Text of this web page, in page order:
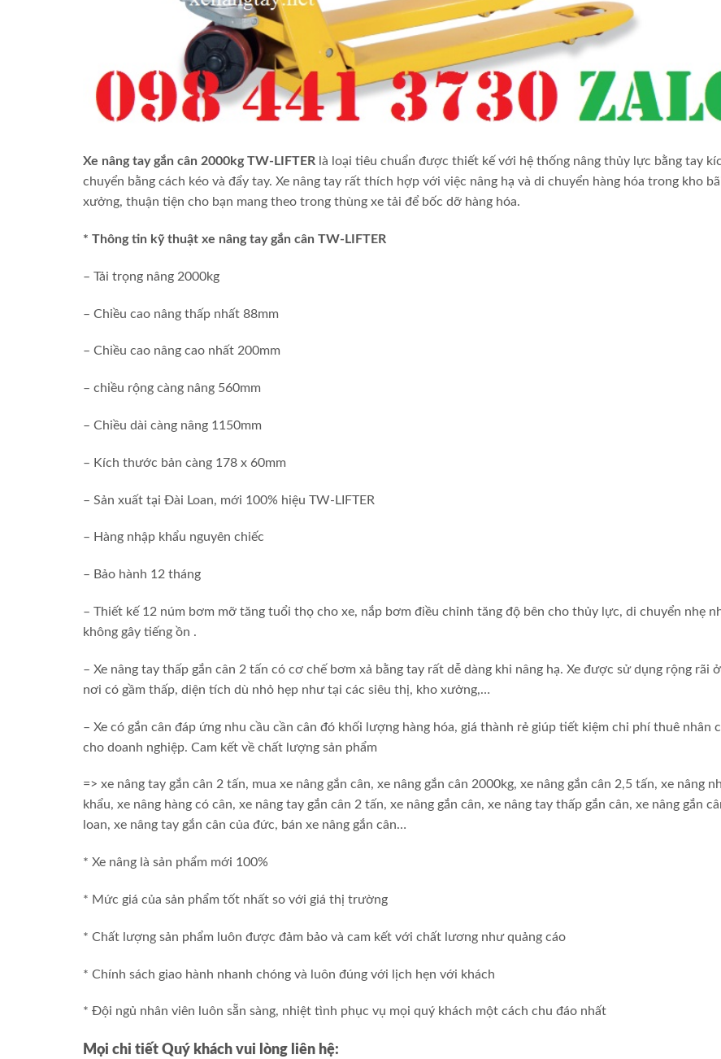
Xe nâng tay gắn cân 2000kg TW-LIFTER là loại tiêu chuẩn được thiết kế với hệ thống nâng thủy lực bằng tay
chuyển bằng cách kéo và đẩy tay. Xe nâng tay rất thích hợp với việc nâng hạ và di chuyển hàng hóa trong kho
xưởng, thuận tiện cho bạn mang theo trong thùng xe tải để bốc dỡ hàng hóa.
* Thông tin kỹ thuật xe nâng tay gắn cân TW-LIFTER
– Tải trọng nâng 2000kg
– Chiều cao nâng thấp nhất 88mm
– Chiều cao nâng cao nhất 200mm
– chiều rộng càng nâng 560mm
– Chiều dài càng nâng 1150mm
– Kích thước bản càng 178 x 60mm
– Sản xuất tại Đài Loan, mới 100% hiệu TW-LIFTER
– Hàng nhập khẩu nguyên chiếc
– Bảo hành 12 tháng
– Thiết kế 12 núm bơm mỡ tăng tuổi thọ cho xe, nắp bơm điều chỉnh tăng độ bên cho thủy lực, di chuyển nhẹ
không gây tiếng ồn .
– Xe nâng tay thấp gắn cân 2 tấn có cơ chế bơm xả bằng tay rất dễ dàng khi nâng hạ. Xe được sử dụng rộng rãi
nơi có gầm thấp, diện tích dù nhỏ hẹp như tại các siêu thị, kho xưởng,…
– Xe có gắn cân đáp ứng nhu cầu cần cân đó khối lượng hàng hóa, giá thành rẻ giúp tiết kiệm chi phí thuê nhân
cho doanh nghiệp. Cam kết về chất lượng sản phẩm
=> xe nâng tay gắn cân 2 tấn, mua xe nâng gắn cân, xe nâng gắn cân 2000kg, xe nâng gắn cân 2,5 tấn, xe nâng
khẩu, xe nâng hàng có cân, xe nâng tay gắn cân 2 tấn, xe nâng gắn cân, xe nâng tay thấp gắn cân, xe nâng gắn
loan, xe nâng tay gắn cân của đức, bán xe nâng gắn cân…
* Xe nâng là sản phẩm mới 100%
* Mức giá của sản phẩm tốt nhất so với giá thị trường
* Chất lượng sản phẩm luôn được đảm bảo và cam kết với chất lương như quảng cáo
* Chính sách giao hành nhanh chóng và luôn đúng với lịch hẹn với khách
* Đội ngủ nhân viên luôn sẵn sàng, nhiệt tình phục vụ mọi quý khách một cách chu đáo nhất
Mọi chi tiết Quý khách vui lòng liên hệ: